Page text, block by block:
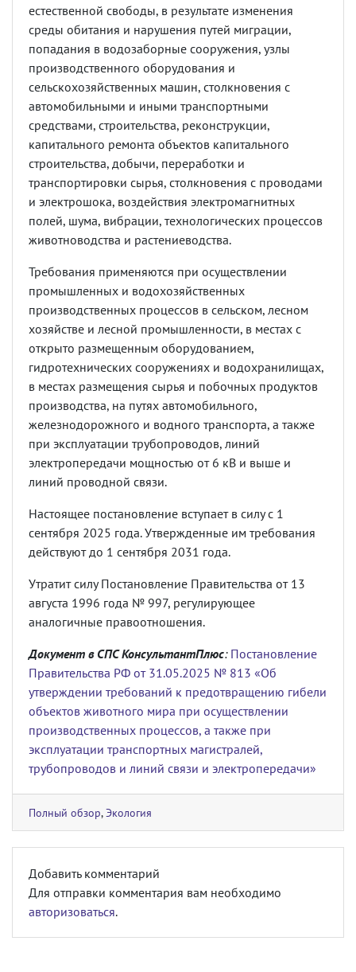
естественной свободы, в результате изменения
среды обитания и нарушения путей миграции,
попадания в водозаборные сооружения, узлы
производственного оборудования и
сельскохозяйственных машин, столкновения с
автомобильными и иными транспортными
средствами, строительства, реконструкции,
капитального ремонта объектов капитального
строительства, добычи, переработки и
транспортировки сырья, столкновения с проводами
и электрошока, воздействия электромагнитных
полей, шума, вибрации, технологических процессов
животноводства и растениеводства.
Требования применяются при осуществлении
промышленных и водохозяйственных
производственных процессов в сельском, лесном
хозяйстве и лесной промышленности, в местах с
открыто размещенным оборудованием,
гидротехнических сооружениях и водохранилищах,
в местах размещения сырья и побочных продуктов
производства, на путях автомобильного,
железнодорожного и водного транспорта, а также
при эксплуатации трубопроводов, линий
электропередачи мощностью от 6 кВ и выше и
линий проводной связи.
Настоящее постановление вступает в силу с 1
сентября 2025 года. Утвержденные им требования
действуют до 1 сентября 2031 года.
Утратит силу Постановление Правительства от 13
августа 1996 года № 997, регулирующее
аналогичные правоотношения.
Документ в СПС КонсультантПлюс: Постановление
Правительства РФ от 31.05.2025 № 813 «Об
утверждении требований к предотвращению гибели
объектов животного мира при осуществлении
производственных процессов, а также при
эксплуатации транспортных магистралей,
трубопроводов и линий связи и электропередачи»
Полный обзор,Экология
Добавить комментарий
Для отправки комментария вам необходимо
авторизоваться.